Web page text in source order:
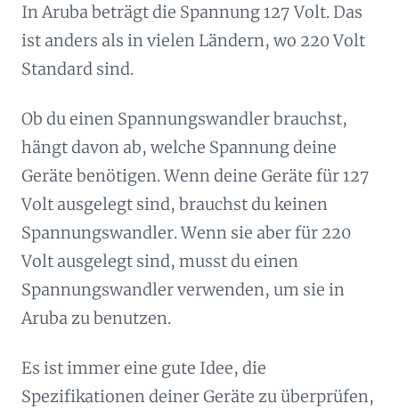
In Aruba beträgt die Spannung 127 Volt. Das
ist anders als in vielen Ländern, wo 220 Volt
Standard sind.
Ob du einen Spannungswandler brauchst,
hängt davon ab, welche Spannung deine
Geräte benötigen. Wenn deine Geräte für 127
Volt ausgelegt sind, brauchst du keinen
Spannungswandler. Wenn sie aber für 220
Volt ausgelegt sind, musst du einen
Spannungswandler verwenden, um sie in
Aruba zu benutzen.
Es ist immer eine gute Idee, die
Spezifikationen deiner Geräte zu überprüfen,